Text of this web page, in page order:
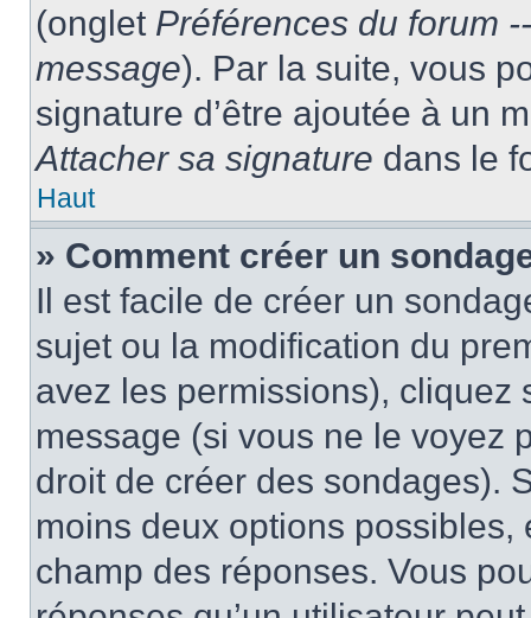
(onglet Préférences du forum
message). Par la suite, vous
signature d’être ajoutée à un
Attacher sa signature dans le
Haut
» Comment créer un
Il est facile de créer un
sujet ou la modification du
avez les permissions), cliquez
message (si vous ne le voyez
droit de créer des sondages).
moins deux options
champ des réponses. Vous